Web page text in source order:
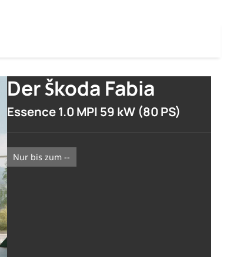
Der Škoda Fabia
Essence 1.0 MPI 59 kW (80 PS)
nur bis zum --